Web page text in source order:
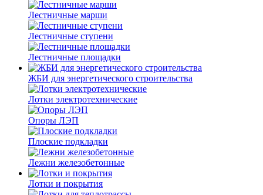
Лестничные марши
Лестничные ступени
Лестничные площадки
ЖБИ для энергетического строительства
Лотки электротехнические
Опоры ЛЭП
Плоские подкладки
Лежни железобетонные
Лотки и покрытия